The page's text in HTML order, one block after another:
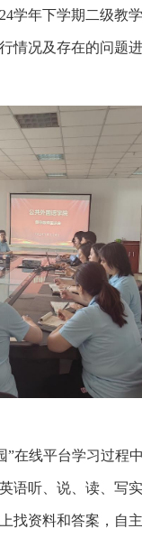
学年下学期二级教
情况及存在的问题进
”在线平台学习过程
语听、说、读、写
找资料和答案，自